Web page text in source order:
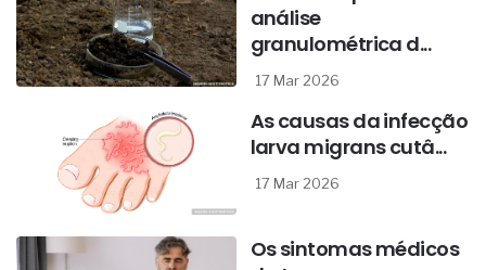
análise
granulométrica d...
17 Mar 2026
As causas da infecção
larva migrans cutâ...
17 Mar 2026
Os sintomas médicos